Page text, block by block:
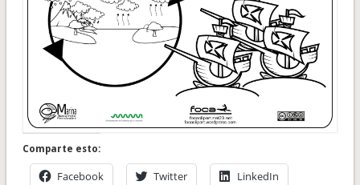
Comparte esto:
Facebook Twitter LinkedIn